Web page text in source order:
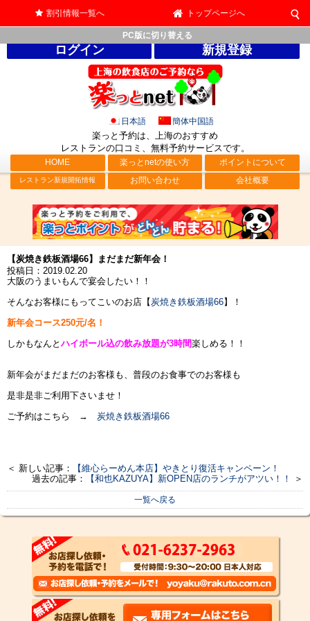
割引情報一覧へ トップページへ
PC版に切り替える
ログイン 新規登録
日本語 簡体中国語
楽っと予約は、上海のおすすめ
レストランの口コミ、無料予約サービスです。
HOME 楽っとnetの使い方 ポイントについて
レストラン新規開拓情報 お問い合わせ 会社概要
【炭焼き鉄板酒場66】まだまだ新年会！
投稿日：2019.02.20
大阪のうまいもんで宴会したい！！
そんなお客様にもってこいのお店【炭焼き鉄板酒場66】！
新年会コース250元/名！
しかもなんと ハイボール込の飲み放題が3時間楽しめる！！
新年会がまだまだのお客様も、普段のお食事でのお客様も
是非是非ご利用下さいませ！
ご予約はこちら → 炭焼き鉄板酒場66
＜ 新しい記事：
【維心らーめん本店】やきとり復活キャンペーン！
過去の記事：
【和也KAZUYA】新OPEN店のランチがアツい！！ ＞
一覧へ戻る